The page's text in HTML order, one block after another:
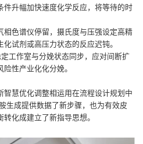
件升幅加快速度化学反应，将等待的时
相色谱仪停留，摄氏度与压强设定高精
试剂或高压力状态的反应迟钝。
工作室与分娩状态同步，应对间断扩
性产业化化分娩。
慧优化调整相运用在流程设计规划中
生成提供数据了新步骤，也为有效皮
化成建立了新指导思想。